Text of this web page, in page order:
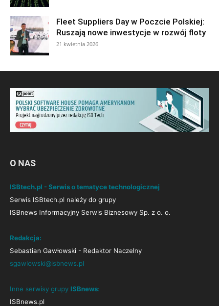
Fleet Suppliers Day w Poczcie Polskiej:
Ruszają nowe inwestycje w rozwój floty
21 kwietnia 2026
O NAS
ISBtech.pl - Serwis o tematyce technologicznej
Serwis ISBtech.pl należy do grupy
ISBnews Informacyjny Serwis Biznesowy Sp. z o. o.
Redakcja:
Sebastian Gawłowski - Redaktor Naczelny
sgawlowski@isbnews.pl
Inne serwisy grupy ISBnews:
ISBnews.pl